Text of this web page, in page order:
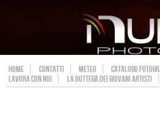
HOME CONTATTI METEO
CATALOGO
LAVORA CON NOI
LA BOTTEGA DEI GIOVANI ARTISTI